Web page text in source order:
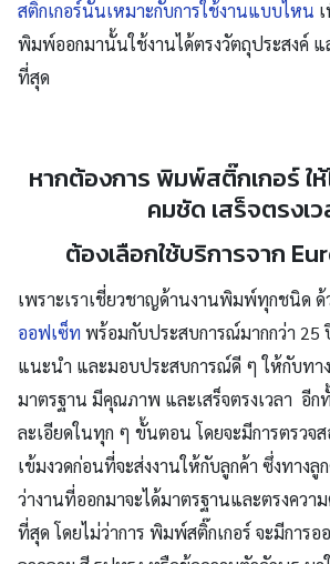
สติ๊กเกอร์นั้นเหมาะกับการใช้งานแบบไหน
พิมพ์ออกมานั้นใช้งานได้ตรงวัตถุประสงค์
ที่สุด
หากต้องการ พิมพ์สติ๊กเกอร์ ใ
คมชัด เสร็จตรงเว
ต้องเลือกใช้บริการจาก
เพราะเราเชี่ยวชาญด้านงานพิมพ์ทุกชนิด ด้
ออฟเซ็ท พร้อมกับประสบการณ์มากกว่า 25
แนะนำ และมอบประสบการณ์ดี ๆ ให้กับทา
มาตรฐาน มีคุณภาพ และเสร็จตรงเวลา อีกทั้
ละเอียดในทุก ๆ ขั้นตอน โดยจะมีการตรวจ
เข้มงวดก่อนที่จะส่งงานให้กับลูกค้า ซึ่งทางลู
ว่างานที่ออกมาจะได้มาตรฐานและตรงควา
ที่สุด โดยไม่ว่าการ พิมพ์สติ๊กเกอร์ จะมีการ